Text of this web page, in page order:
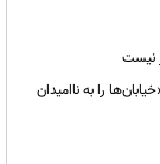
نیست
را به ناامیدان